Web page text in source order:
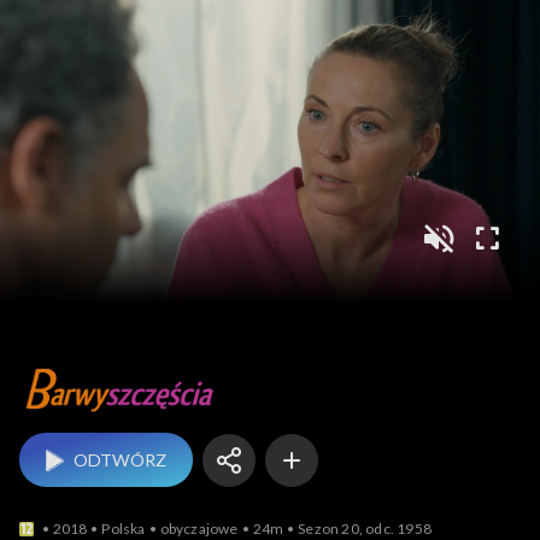
Barwy szczęścia
ODTWÓRZ
2018 Polska obyczajowe 24m Sezon 20, odc. 1958